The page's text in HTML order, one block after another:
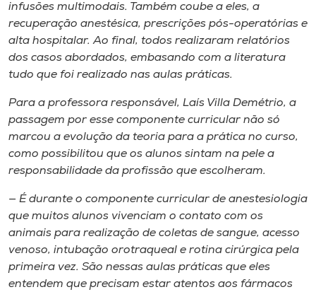
infusões multimodais. Também coube a eles, a
recuperação anestésica, prescrições pós-operatórias e
alta hospitalar. Ao final, todos realizaram relatórios
dos casos abordados, embasando com a literatura
tudo que foi realizado nas aulas práticas.
Para a professora responsável, Laís Villa Demétrio, a
passagem por esse componente curricular não só
marcou a evolução da teoria para a prática no curso,
como possibilitou que os alunos sintam na pele a
responsabilidade da profissão que escolheram.
— É durante o componente curricular de anestesiologia
que muitos alunos vivenciam o contato com os
animais para realização de coletas de sangue, acesso
venoso, intubação orotraqueal e rotina cirúrgica pela
primeira vez. São nessas aulas práticas que eles
entendem que precisam estar atentos aos fármacos